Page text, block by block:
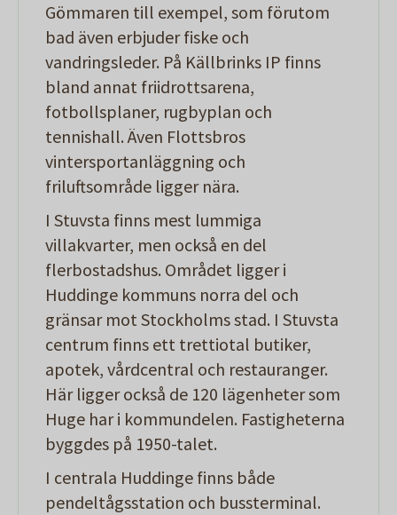
Gömmaren till exempel, som förutom
bad även erbjuder fiske och
vandringsleder. På Källbrinks IP finns
bland annat friidrottsarena,
fotbollsplaner, rugbyplan och
tennishall. Även Flottsbros
vintersportanläggning och
friluftsområde ligger nära.
I Stuvsta finns mest lummiga
villakvarter, men också en del
flerbostadshus. Området ligger i
Huddinge kommuns norra del och
gränsar mot Stockholms stad. I Stuvsta
centrum finns ett trettiotal butiker,
apotek, vårdcentral och restauranger.
Här ligger också de 120 lägenheter som
Huge har i kommundelen. Fastigheterna
byggdes på 1950-talet.
I centrala Huddinge finns både
pendeltågsstation och bussterminal.